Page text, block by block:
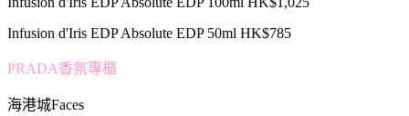
Infusion d'Iris EDP Absolute EDP 50ml HK$785
PRADA香氛專櫃
海港城Faces